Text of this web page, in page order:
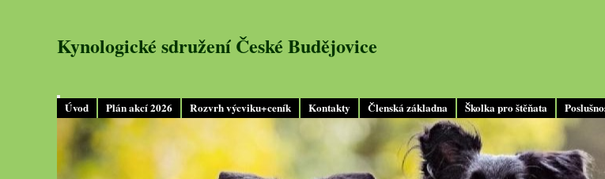
Úvod Plán akcí 2026 Rozvrh výcviku+ceník Kontakty Členská základna Školka pro štěňata
Kynologické sdružení České Budějovice